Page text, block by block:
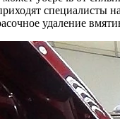
специалисты
удаление